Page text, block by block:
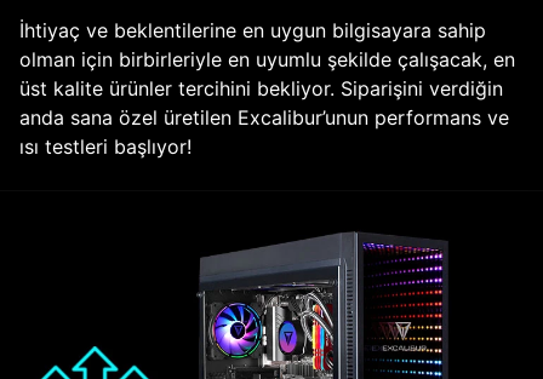
İhtiyaç ve beklentilerine en uygun bilgisayara sahip
olman için birbirleriyle en uyumlu şekilde çalışacak, en
üst kalite ürünler tercihini bekliyor. Siparişini verdiğin
anda sana özel üretilen Excalibur’unun performans ve
ısı testleri başlıyor!